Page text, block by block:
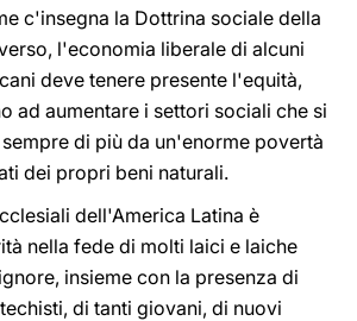
c'insegna la Dottrina sociale della
l'economia liberale di alcuni
deve tenere presente l'equità,
ad aumentare i settori sociali che si
di più da un'enorme povertà
dei propri beni naturali.
dell'America Latina è
nella fede di molti laici e laiche
insieme con la presenza di
di tanti giovani, di nuovi